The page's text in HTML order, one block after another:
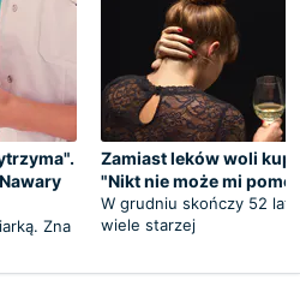
Zna
Zamiast leków woli
"Nikt nie może mi
W grudniu skończy 52
wiele starzej